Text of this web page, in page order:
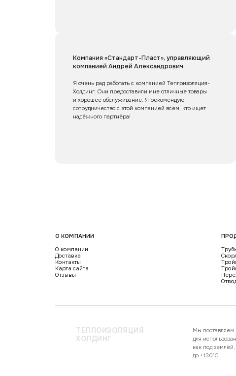
Компания «Стандарт-Пласт», управляющий
компанией Андрей Александрович
Я очень рад работать с компанией Теплоизоляция-
Холдинг. Они предоставили мне отличные товары
и хорошее обслуживание. Я рекомендую
сотрудничество с этой компанией всем, кто ищет
надёжного партнёра!
О КОМПАНИИ
О компании
Доставка
Контакты
Карта сайта
Отзывы
ТЕПЛОИЗОЛЯЦИЯ
ХОЛДИНГ
Мы поставляем
для
как под
до +130ºC.